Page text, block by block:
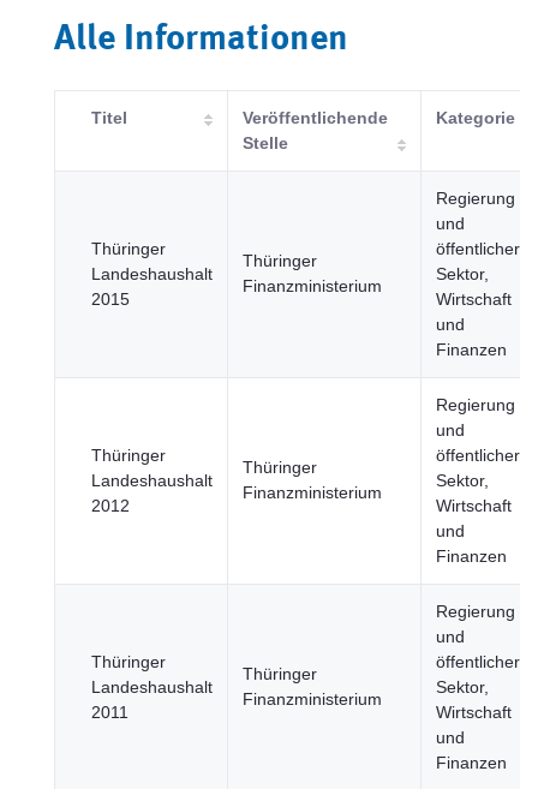
Alle Informationen
Titel
Veröffentlichende
Stelle
Kategorie
Thüringer
Landeshaushalt
2015
Thüringer
Finanzministerium
Regierung
und
öffentlicher
Sektor,
Wirtschaft
und
Finanzen
Thüringer
Landeshaushalt
2012
Thüringer
Finanzministerium
Regierung
und
öffentlicher
Sektor,
Wirtschaft
und
Finanzen
Thüringer
Landeshaushalt
2011
Thüringer
Finanzministerium
Regierung
und
öffentlicher
Sektor,
Wirtschaft
und
Finanzen